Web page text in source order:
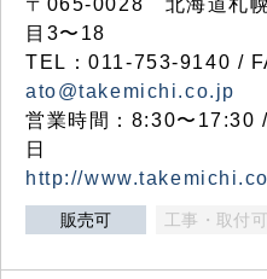
〒065-0028 北海道札
目3〜18
TEL：011-753-9140 /
ato@takemichi.co.jp
営業時間：8:30〜17:30
日
http://
販売可 工事・取付可